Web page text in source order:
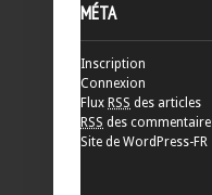
MÉTA
Inscription
Connexion
Flux RSS des articles
RSS des
Site de WordPress-FR